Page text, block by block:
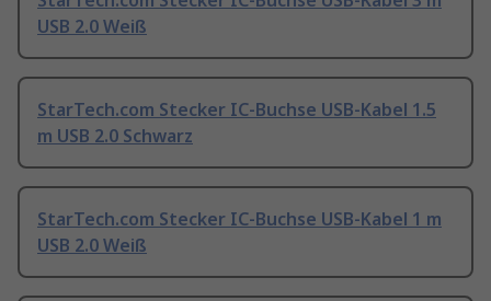
USB 2.0 Weiß
StarTech.com Stecker IC-Buchse USB-Kabel 1.5
m USB 2.0 Schwarz
StarTech.com Stecker IC-Buchse USB-Kabel 1 m
USB 2.0 Weiß